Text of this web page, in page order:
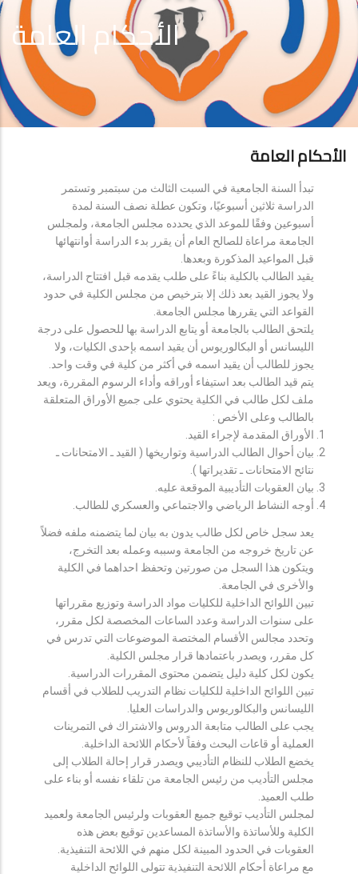
الأحكام العامة
الأحكام العامة
تبدأ السنة الجامعية في السبت الثالث من سبتمبر وتستمر
الدراسة ثلاثين أسبوعيًا، وتكون عطلة نصف السنة لمدة
أسبوعين وفقًا للموعد الذي يحدده مجلس الجامعة، ولمجلس
الجامعة مراعاة للصالح العام أن يقرر بدء الدراسة أوانتهائها
قبل المواعيد المذكورة وبعدها.
يقيد الطالب بالكلية بناءً على طلب يقدمه قبل افتتاح الدراسة،
ولا يجوز القيد بعد ذلك إلا بترخيص من مجلس الكلية في حدود
القواعد التي يقررها مجلس الجامعة.
يلتحق الطالب بالجامعة أو يتابع الدراسة بها للحصول على درجة
الليسانس أو البكالوريوس أن يقيد اسمه بإحدى الكليات، ولا
يجوز للطالب أن يقيد اسمه في أكثر من كلية في وقت واحد.
يتم قيد الطالب بعد استيفاء أوراقه وأداء الرسوم المقررة، ويعد
ملف لكل طالب في الكلية يحتوي على جميع الأوراق المتعلقة
بالطالب وعلى الأخص :
الأوراق المقدمة لإجراء القيد.
بيان أحوال الطالب الدراسية وتواريخها ( القيد ـ الامتحانات ـ
نتائح الامتحانات ـ تقديراتها ).
بيان العقوبات التأديبية الموقعة عليه.
أوجه النشاط الرياضي والاجتماعي والعسكري للطالب.
يعد سجل خاص لكل طالب يدون به بيان لما يتضمنه ملفه فضلاً
عن تاريخ خروجه من الجامعة وسببه وعمله بعد التخرج،
ويتكون هذا السجل من صورتين وتحفظ احداهما في الكلية
والأخرى في الجامعة.
تبين اللوائح الداخلية للكليات مواد الدراسة وتوزيع مقرراتها
على سنوات الدراسة وعدد الساعات المخصصة لكل مقرر،
وتحدد مجالس الأقسام المختصة الموضوعات التي تدرس في
كل مقرر، ويصدر باعتمادها قرار مجلس الكلية.
يكون لكل كلية دليل يتضمن محتوى المقررات الدراسية.
تبين اللوائح الداخلية للكليات نظام التدريب للطلاب في أقسام
الليسانس والبكالوريوس والدراسات العليا.
يجب على الطالب متابعة الدروس والاشتراك في التمرينات
العملية أو قاعات البحث وفقاً لأحكام اللائحة الداخلية.
يخضع الطلاب للنظام التأديبي ويصدر قرار إحالة الطلاب إلى
مجلس التأديب من رئيس الجامعة من تلقاء نفسه أو بناء على
طلب العميد.
لمجلس التأديب توقيع جميع العقوبات ولرئيس الجامعة ولعميد
الكلية وللأساتذة والأساتذة المساعدين توقيع بعض هذه
العقوبات في الحدود المبينة لكل منهم في اللائحة التنفيذية.
مع مراعاة أحكام اللائحة التنفيذية تتولى اللوائح الداخلية